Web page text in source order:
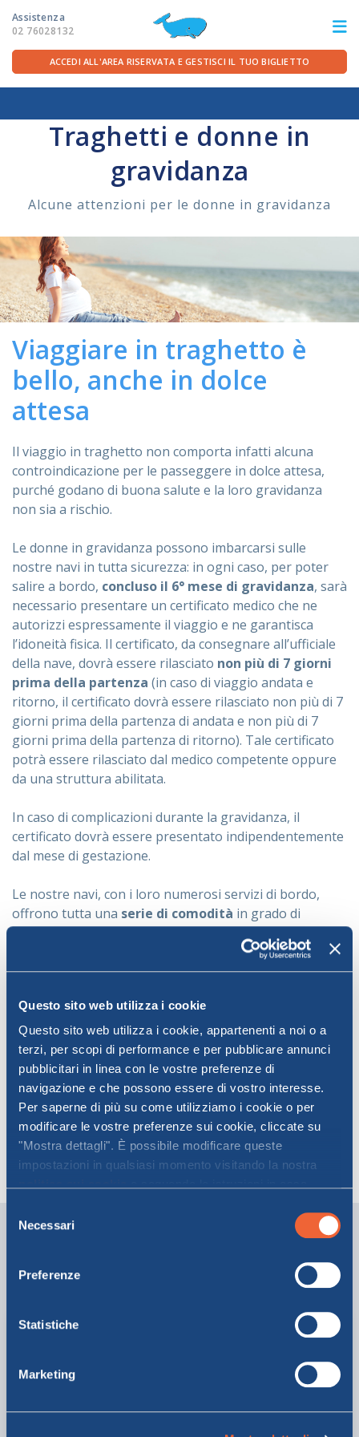
Questo sito web utilizza i cookie
Questo sito web utilizza i cookie, appartenenti a noi o a
terzi, per scopi di performance e per pubblicare annunci
pubblicitari in linea con le vostre preferenze di
navigazione e che possono essere di vostro interesse.
Per saperne di più su come utilizziamo i cookie o per
modificare le vostre preferenze sui cookie, cliccate su
"Mostra dettagli". È possibile modificare queste
impostazioni in qualsiasi momento visitando la nostra
selezionati", l’utente accetta la memorizzazione dei
delNecessari
Preferenze
Statistiche
Marketing
Assistenza
02 76028132
ITA FRA DEU ENG
OFFERTE TRAGHETTI
PER LA PARTENZA
SERVIZI A BORDO
LA COMPAGNIA
ASSISTENZA
AssistenzaOnline
Assistenza02 76028132
ACCEDI ALL'AREA RISERVATA E GESTISCI IL TUO BIGLIETTO
Home/Per la partenza/Prepararsi all'imbarco/Donne in gravidanza
Traghetti e donne in
gravidanza
Alcune attenzioni per le donne in gravidanza
Viaggiare in traghetto è
bello, anche in dolce
attesa
Il viaggio in traghetto non comporta infatti alcuna
controindicazione per le passeggere in dolce attesa,
purché godano di buona salute e la loro gravidanza
non sia a rischio.
Le donne in gravidanza possono imbarcarsi sulle
nostre navi in tutta sicurezza: in ogni caso, per poter
salire a bordo, concluso il 6° mese di gravidanza, sarà
necessario presentare un certificato medico che ne
autorizzi espressamente il viaggio e ne garantisca
l’idoneità fisica. Il certificato, da consegnare all’ufficiale
della nave, dovrà essere rilasciato non più di 7 giorni
prima della partenza (in caso di viaggio andata e
ritorno, il certificato dovrà essere rilasciato non più di 7
giorni prima della partenza di andata e non più di 7
giorni prima della partenza di ritorno). Tale certificato
potrà essere rilasciato dal medico competente oppure
da una struttura abilitata.
In caso di complicazioni durante la gravidanza, il
certificato dovrà essere presentato indipendentemente
dal mese di gestazione.
Le nostre navi, con i loro numerosi servizi di bordo,
offrono tutta una serie di comodità in grado di
garantire alle passeggere in gravidanza unviaggio
. Gli ampi spazi, sia all’aperto sia
al chiuso, consentono una vasta libertà di movimento,
rilassarsi.
Nelle tratte a lunga percorrenza, per
le donne in dolce attesa è caldamente
consigliata la prenotazione di una
cabina, all’interno della quale
avranno la possibilità di riposare e
godersi il viaggio in tutta tranquillità.
Viaggia a bordo della qualità MOBY